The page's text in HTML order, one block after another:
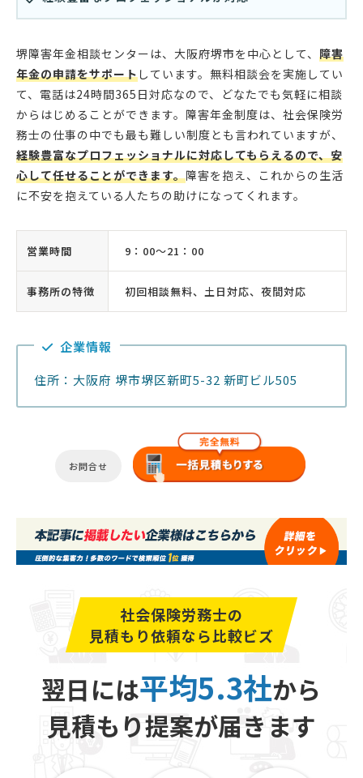
堺障害年金相談センターは、大阪府堺市を中心として、 障害
年金の申請をサポートしています。無料相談会を実施してい
て、電話は24時間365日対応なので、どなたでも気軽に相談
からはじめることができます。障害年金制度は、社会保険労
務士の仕事の中でも最も難しい制度とも言われていますが、
経験豊富なプロフェッショナルに対応してもらえるので、安
心して任せることができます。障害を抱え、これからの生活
に不安を抱えている人たちの助けになってくれます。
営業時間 9：00〜21：00
事務所の特徴 初回相談無料、土日対応、夜間対応
企業情報
住所：大阪府 堺市堺区新町5-32 新町ビル505
お問合せ
社会保険労務士の
見積もり依頼なら比較ビズ
翌日には平均5.3社から
見積もり提案が届きます